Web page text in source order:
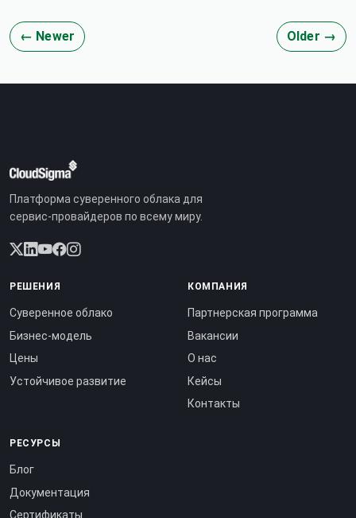
обширной стандартной библиотеке. В этом
руководстве мы рассмотрим различные способы
← Newer Older →
Платформа суверенного облака для
сервис-провайдеров по всему миру.
РЕШЕНИЯ
Суверенное облако
Бизнес-модель
Цены
Устойчивое развитие
КОМПАНИЯ
Партнерская программа
Вакансии
О нас
Кейсы
Контакты
РЕСУРСЫ
Блог
Документация
Сертификаты